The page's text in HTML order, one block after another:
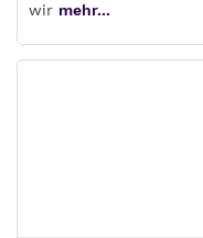
wir mehr...